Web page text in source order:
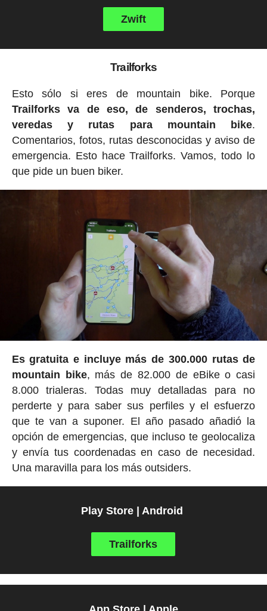
Zwift
Trailforks
Esto sólo si eres de mountain bike. Porque
Trailforks va de eso, de senderos, trochas,
veredas y rutas para mountain bike.
Comentarios, fotos, rutas desconocidas y aviso de
emergencia. Esto hace Trailforks. Vamos, todo lo
que pide un buen biker.
Es gratuita e incluye más de 300.000 rutas de
mountain bike, más de 82.000 de eBike o casi
8.000 trialeras. Todas muy detalladas para no
perderte y para saber sus perfiles y el esfuerzo
que te van a suponer. El año pasado añadió la
opción de emergencias, que incluso te geolocaliza
y envía tus coordenadas en caso de necesidad.
Una maravilla para los más outsiders.
Play Store | Android
Trailforks